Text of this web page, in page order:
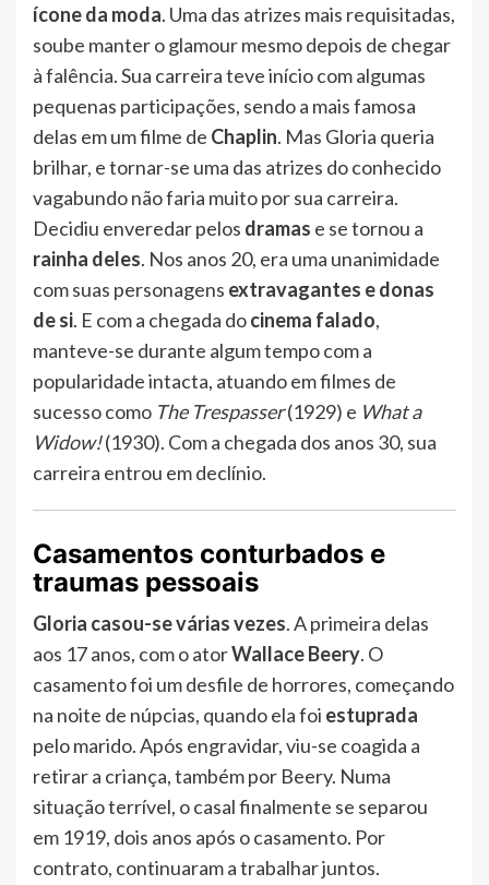
ícone da moda. Uma das atrizes mais requisitadas,
soube manter o glamour mesmo depois de chegar
à falência. Sua carreira teve início com algumas
pequenas participações, sendo a mais famosa
delas em um filme de Chaplin. Mas Gloria queria
brilhar, e tornar-se uma das atrizes do conhecido
vagabundo não faria muito por sua carreira.
Decidiu enveredar pelos dramas e se tornou a
rainha deles. Nos anos 20, era uma unanimidade
com suas personagens extravagantes e donas
de si. E com a chegada docinema falado,
manteve-se durante algum tempo com a
popularidade intacta, atuando em filmes de
sucesso como The Trespasser(1929) e What a
Widow!(1930). Com a chegada dos anos 30, sua
carreira entrou em declínio.
Casamentos conturbados e
traumas pessoais
Gloria casou-se várias vezes. A primeira delas
aos 17 anos, com o atorWallace Beery. O
casamento foi um desfile de horrores, começando
na noite de núpcias, quando ela foi estuprada
pelo marido. Após engravidar, viu-se coagida a
retirar a criança, também por Beery. Numa
situação terrível, o casal finalmente se separou
em 1919, dois anos após o casamento. Por
contrato, continuaram a trabalhar juntos.